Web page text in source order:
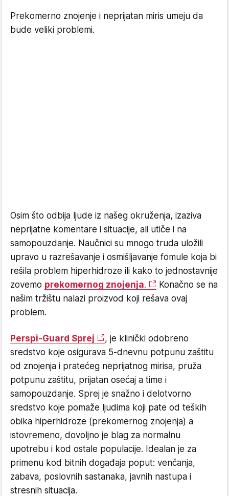
Prekomerno znojenje i neprijatan miris umeju da
bude veliki problemi.
Osim što odbija ljude iz našeg okruženja, izaziva
neprijatne komentare i situacije, ali utiče i na
samopouzdanje. Naučnici su mnogo truda uložili
upravo u razrešavanje i osmišljavanje fomule koja bi
rešila problem hiperhidroze ili kako to jednostavnije
zovemo prekomernog znojenja.
Konačno se na
našim tržištu nalazi proizvod koji rešava ovaj
problem.
Perspi-Guard Sprej
, je klinički odobreno
sredstvo koje osigurava 5-dnevnu potpunu zaštitu
od znojenja i pratećeg neprijatnog mirisa, pruža
potpunu zaštitu, prijatan osećaj a time i
samopouzdanje. Sprej je snažno i delotvorno
sredstvo koje pomaže ljudima koji pate od teških
obika hiperhidroze (prekomernog znojenja) a
istovremeno, dovoljno je blag za normalnu
upotrebu i kod ostale populacije. Idealan je za
primenu kod bitnih događaja poput: venčanja,
zabava, poslovnih sastanaka, javnih nastupa i
stresnih situacija.